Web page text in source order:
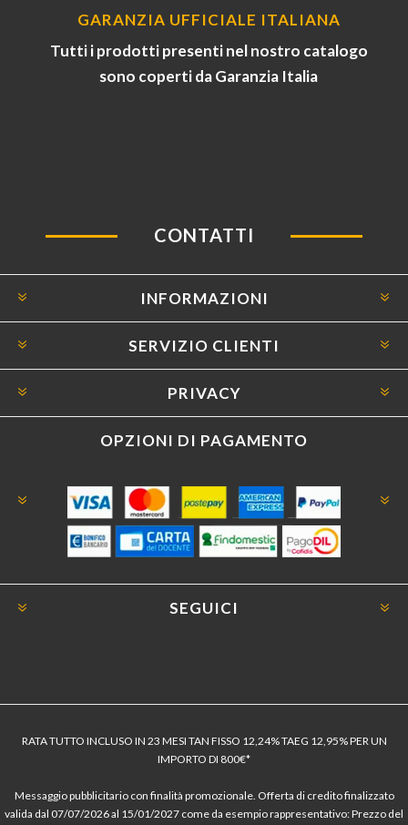
GARANZIA UFFICIALE ITALIANA
Tutti i prodotti presenti nel nostro catalogo
sono coperti da Garanzia Italia
CONTATTI
INFORMAZIONI
SERVIZIO CLIENTI
PRIVACY
OPZIONI DI PAGAMENTO
SEGUICI
RATA TUTTO INCLUSO IN 23 MESI TAN FISSO 12,24% TAEG 12,95% PER UN
IMPORTO DI 800€*
Messaggio pubblicitario con finalità promozionale. Offerta di credito finalizzato
valida dal 07/07/2026 al 15/01/2027 come da esempio rappresentativo: Prezzo del